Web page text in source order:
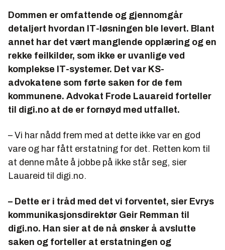
Dommen er omfattende og gjennomgår
detaljert hvordan IT-løsningen ble levert. Blant
annet har det vært manglende opplæring og en
rekke feilkilder, som ikke er uvanlige ved
komplekse IT-systemer. Det var KS-
advokatene som førte saken for de fem
kommunene. Advokat Frode Lauareid forteller
til digi.no at de er fornøyd med utfallet.
– Vi har nådd frem med at dette ikke var en god
vare og har fått erstatning for det. Retten kom til
at denne måte å jobbe på ikke står seg, sier
Lauareid til digi.no.
– Dette er i tråd med det vi forventet, sier Evrys
kommunikasjonsdirektør Geir Remman til
digi.no. Han sier at de nå ønsker å avslutte
saken og forteller at erstatningen og